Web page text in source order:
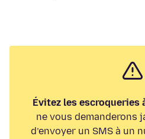
Évitez les escroqueries
ne vous demanderons
d’envoyer un SMS à un